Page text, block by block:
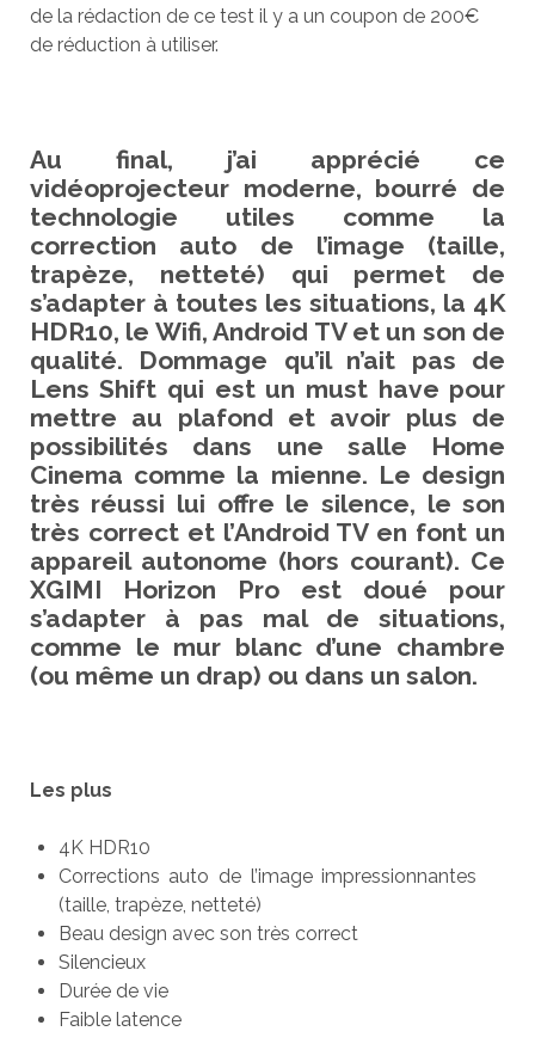
de la rédaction de ce test il y a un coupon de 200€
de réduction à utiliser.
Au final, j’ai apprécié ce
vidéoprojecteur moderne, bourré de
technologie utiles comme la
correction auto de l’image (taille,
trapèze, netteté) qui permet de
s’adapter à toutes les situations, la 4K
HDR10, le Wifi, Android TV et un son de
qualité. Dommage qu’il n’ait pas de
Lens Shift qui est un must have pour
mettre au plafond et avoir plus de
possibilités dans une salle Home
Cinema comme la mienne. Le design
très réussi lui offre le silence, le son
très correct et l’Android TV en font un
appareil autonome (hors courant). Ce
XGIMI Horizon Pro est doué pour
s’adapter à pas mal de situations,
comme le mur blanc d’une chambre
(ou même un drap) ou dans un salon.
Les plus
4K HDR10
Corrections auto de l’image impressionnantes
(taille, trapèze, netteté)
Beau design avec son très correct
Silencieux
Durée de vie
Faible latence